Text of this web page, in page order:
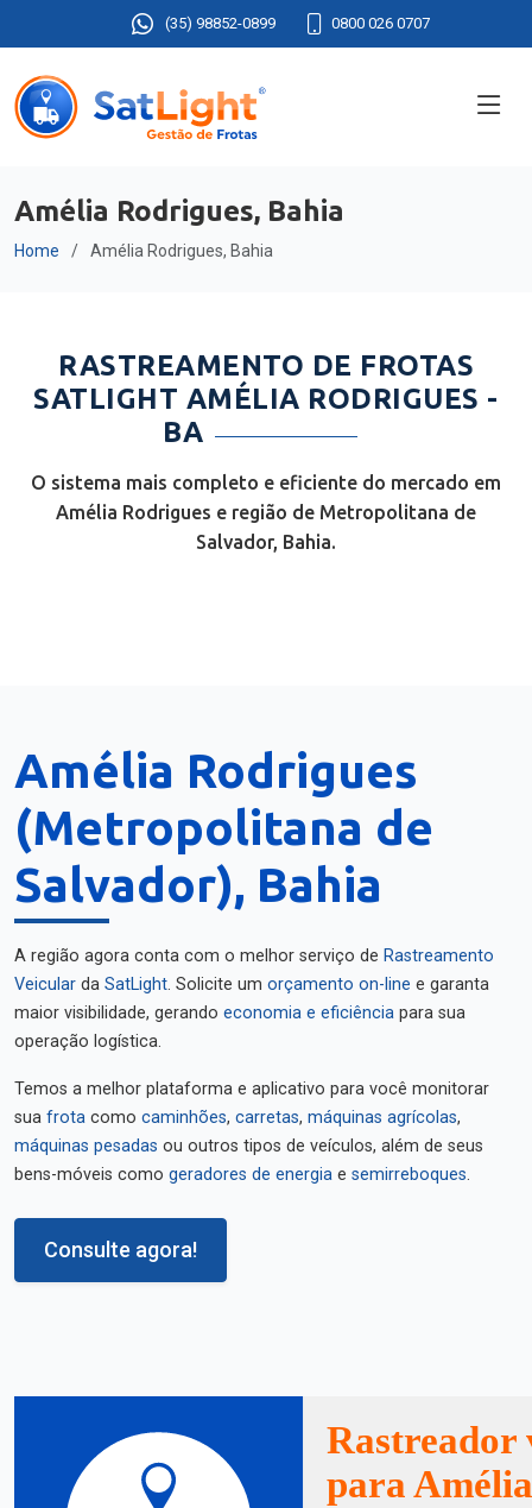
(35) 98852-0899 0800 026 0707
Amélia Rodrigues, Bahia
Home Amélia Rodrigues, Bahia
RASTREAMENTO DE FROTAS
SATLIGHT AMÉLIA RODRIGUES -
BA
O sistema mais completo e eficiente do mercado em
Amélia Rodrigues e região de Metropolitana de
Salvador, Bahia.
Amélia Rodrigues
(Metropolitana de
Salvador), Bahia
A região agora conta com o melhor serviço de Rastreamento
Veicular da SatLight. Solicite um orçamento on-line e garanta
maior visibilidade, gerando economia e eficiência para sua
operação logística.
Temos a melhor plataforma e aplicativo para você monitorar
sua frota como caminhões, carretas, máquinas agrícolas,
máquinas pesadas ou outros tipos de veículos, além de seus
bens-móveis como geradores de energia e semirreboques.
Consulte agora!
Rastreador
para